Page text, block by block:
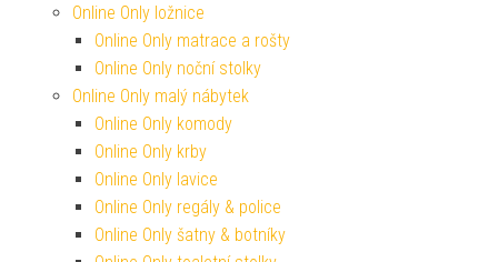
Online Only ložnice
Online Only matrace a rošty
Online Only noční stolky
Online Only malý nábytek
Online Only komody
Online Only krby
Online Only lavice
Online Only regály & police
Online Only šatny & botníky